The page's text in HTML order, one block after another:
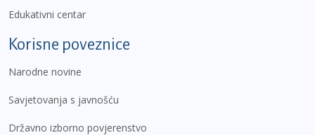
Edukativni centar
Korisne poveznice
Narodne novine
Savjetovanja s javnošću
Državno izborno povjerenstvo